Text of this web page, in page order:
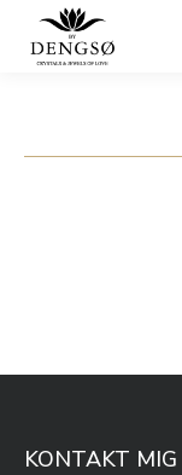
KONTAKT MIG